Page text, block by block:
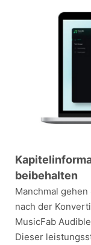
beibehalten
Manchmal
nach der
MusicFab
Dieser